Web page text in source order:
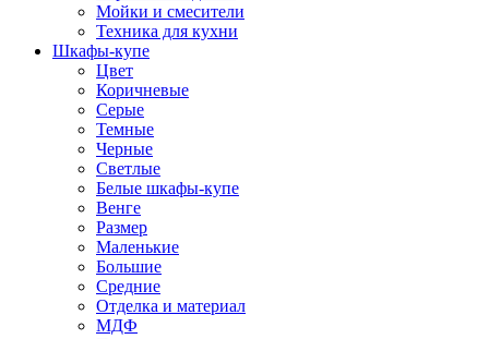
Мойки и смесители
Техника для кухни
Шкафы-купе
Цвет
Коричневые
Серые
Темные
Черные
Светлые
Белые шкафы-купе
Венге
Размер
Маленькие
Большие
Средние
Отделка и материал
МДФ